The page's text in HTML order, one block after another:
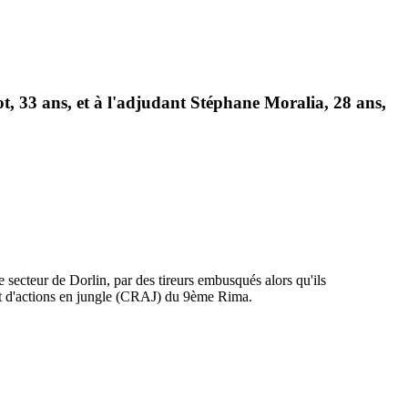
33 ans, et à l'adjudant Stéphane Moralia, 28 ans,
de Dorlin, par des tireurs embusqués alors qu'ils
d'actions en jungle (CRAJ) du 9ème Rima.